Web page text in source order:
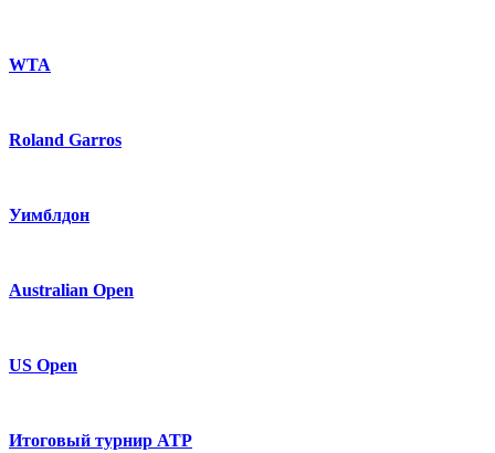
WTA
Roland Garros
Уимблдон
Australian Open
US Open
Итоговый турнир ATP